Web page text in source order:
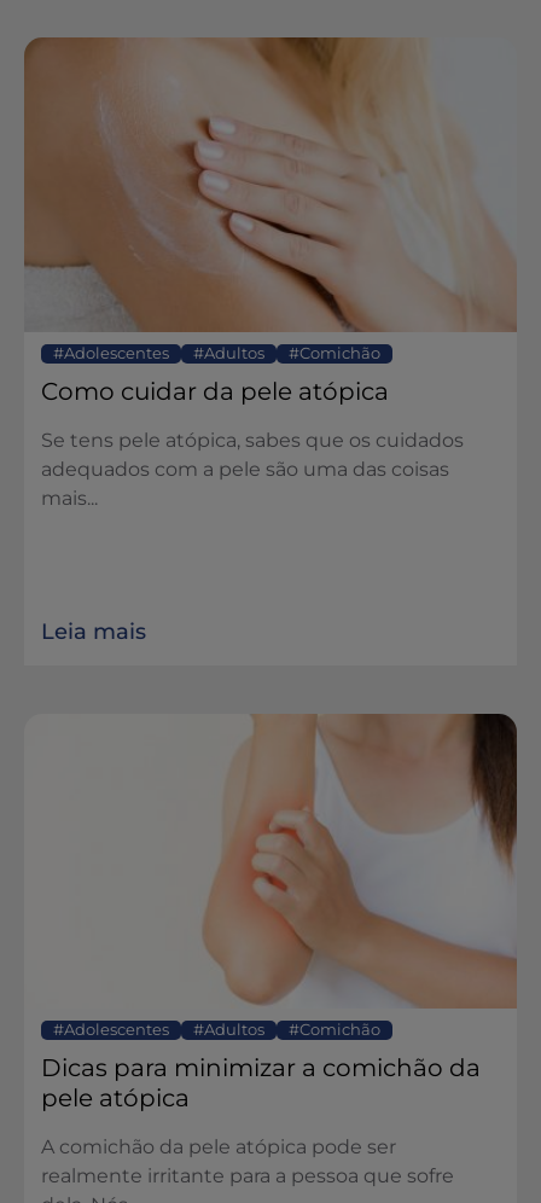
Adolescentes Adultos Comichão
Como cuidar da pele atópica
Se tens pele atópica, sabes que os cuidados
adequados com a pele são uma das coisas
mais...
Leia mais
Adolescentes Adultos Comichão
Dicas para minimizar a comichão da
pele atópica
A comichão da pele atópica pode ser
realmente irritante para a pessoa que sofre